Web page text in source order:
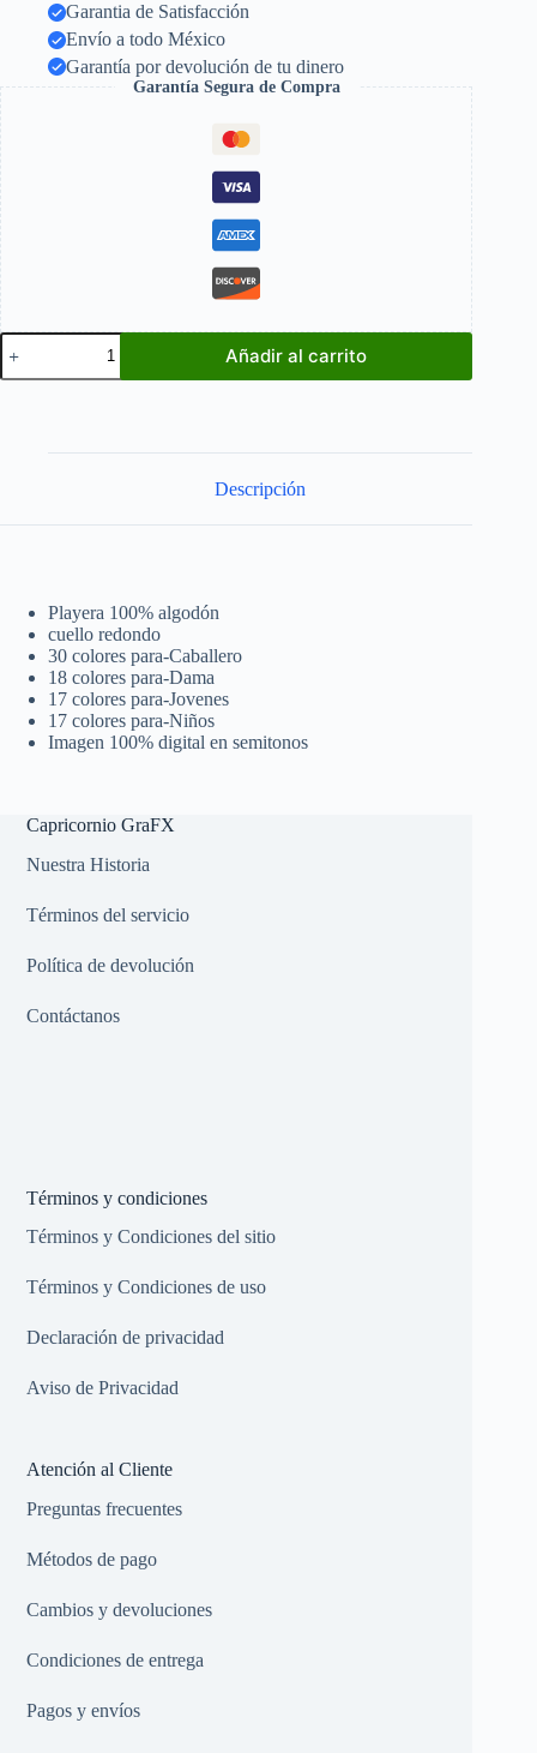
Garantia de Satisfacción
Envío a todo México
Garantía por devolución de tu dinero
Garantía Segura de Compra
The
Last
Of
Añadir al carrito
Descripción
Playera 100% algodón
cuello redondo
30 colores para-Caballero
18 colores para-Dama
17 colores para-Jovenes
17 colores para-Niños
Imagen 100% digital en semitonos
Capricornio GraFX
Nuestra Historia
Términos del servicio
Política de devolución
Contáctanos
Términos y condiciones
Términos y Condiciones del sitio
Términos y Condiciones de uso
Declaración de privacidad
Aviso de Privacidad
Atención al Cliente
Preguntas frecuentes
Métodos de pago
Cambios y devoluciones
Condiciones de entrega
Pagos y envíos